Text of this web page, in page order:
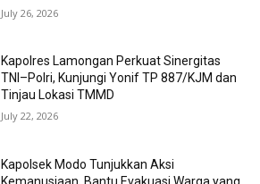
July 26, 2026
Kapolres Lamongan Perkuat Sinergitas
TNI–Polri, Kunjungi Yonif TP 887/KJM dan
Tinjau Lokasi TMMD
July 22, 2026
Kapolsek Modo Tunjukkan Aksi